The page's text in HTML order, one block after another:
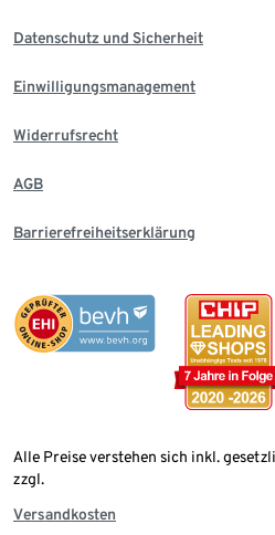
Datenschutz und Sicherheit
Einwilligungsmanagement
Widerrufsrecht
AGB
Barrierefreiheitserklärung
Alle Preise verstehen sich inkl.
zzgl.
Versandkosten